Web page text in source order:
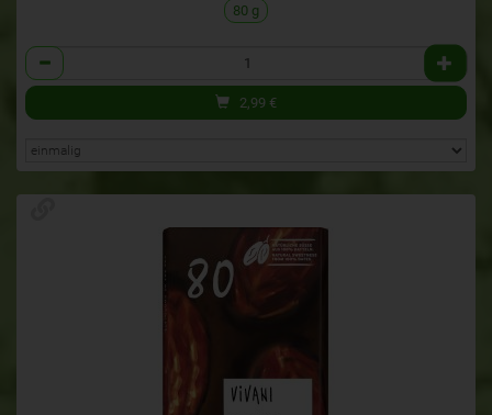
80 g
Anzahl
2,99 €